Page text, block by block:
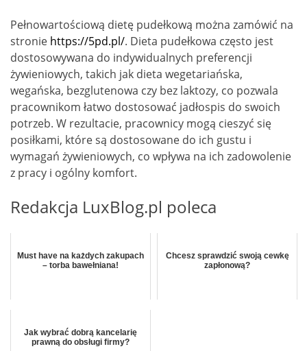
Pełnowartościową dietę pudełkową można zamówić na
stronie https://5pd.pl/. Dieta pudełkowa często jest
dostosowywana do indywidualnych preferencji
żywieniowych, takich jak dieta wegetariańska,
wegańska, bezglutenowa czy bez laktozy, co pozwala
pracownikom łatwo dostosować jadłospis do swoich
potrzeb. W rezultacie, pracownicy mogą cieszyć się
posiłkami, które są dostosowane do ich gustu i
wymagań żywieniowych, co wpływa na ich zadowolenie
z pracy i ogólny komfort.
Redakcja LuxBlog.pl poleca
Must have na każdych zakupach
– torba bawełniana!
Chcesz sprawdzić swoją cewkę
zapłonową?
Jak wybrać dobrą kancelarię
prawną do obsługi firmy?